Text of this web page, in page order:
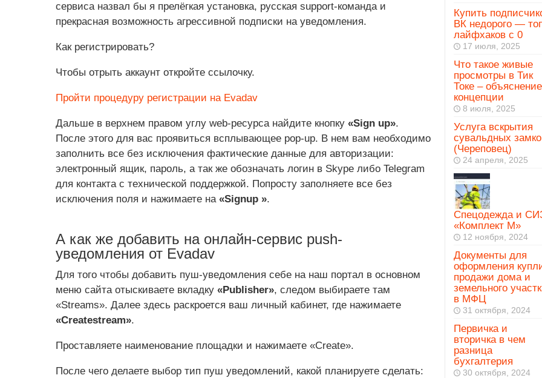
сервиса назвал бы я прелёгкая установка, русская support-команда и
прекрасная возможность агрессивной подписки на уведомления.
Как регистрировать?
Чтобы отрыть аккаунт откройте ссылочку.
Пройти процедуру регистрации на Evadav
Дальше в верхнем правом углу web-ресурса найдите кнопку «Sign up».
После этого для вас проявиться всплывающее pop-up. В нем вам необходимо
заполнить все без исключения фактические данные для авторизации:
электронный ящик, пароль, а так же обозначать логин в Skype либо Telegram
для контакта с технической поддержкой. Попросту заполняете все без
исключения поля и нажимаете на «Signup ».
А как же добавить на онлайн-сервис push-
уведомления от Evadav
Для того чтобы добавить пуш-уведомления себе на наш портал в основном
меню сайта отыскиваете вкладку «Publisher», следом выбираете там
«Streams». Далее здесь раскроется ваш личный кабинет, где нажимаете
«Createstream».
Проставляете наименование площадки и нажимаете «Create».
После чего делаете выбор тип пуш уведомлений, какой планируете сделать:
Купить
ВК недорого —
лайфхаков с 0
17 июля, 2025
Что такое живые
просмотры в Тик
Токе – объяснение
концепции
8 июля, 2025
Услуга вскрытия
сувальдных
(Череповец)
24 апреля, 2025
Спецодежда и
«Комплект М»
12 ноября, 2024
Документы для
оформления
продажи дома и
земельного
в МФЦ
31 октября, 2024
Первичка и
вторичка в чем
разница
бухгалтерия
30 октября, 2024